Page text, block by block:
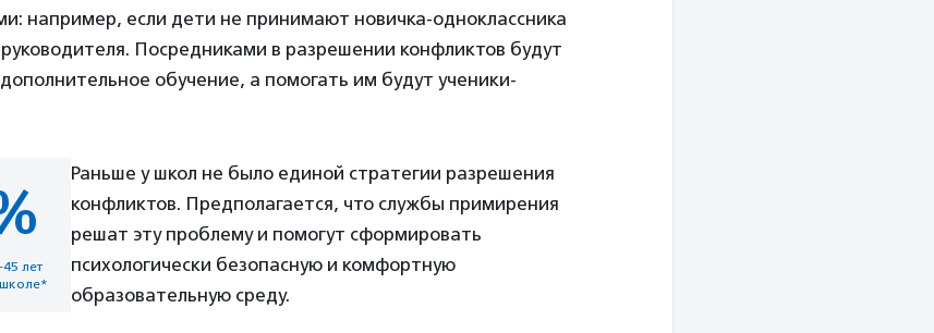
например, если дети не принимают новичка-одноклассника
руководителя. Посредниками в разрешении конфликтов будут
обучение, а помогать им будут ученики-
лет
школе*
Раньше у школ не было единой стратегии разрешения
конфликтов. Предполагается, что службы примирения
решат эту проблему и помогут сформировать
психологически безопасную и комфортную
образовательную среду.